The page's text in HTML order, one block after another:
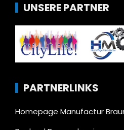
UNSERE PARTNER
PARTNERLINKS
Homepage Manufactur